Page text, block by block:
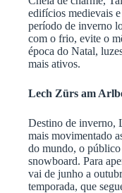
edifícios medievais
período de inverno
com o frio, evite o
época do Natal,
mais ativos.
Lech Zürs am
Destino de inverno,
mais movimentado
do mundo, o público
snowboard. Para
vai de junho a
temporada, que